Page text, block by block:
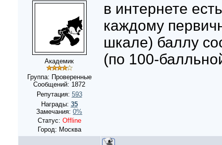
Академик
Группа: Проверенные
Сообщений: 1872
Репутация: 593
Награды: 35
Замечания: 0%
Статус: Offline
Город: Москва
в интернете
каждому
шкале) баллу
(по 100-